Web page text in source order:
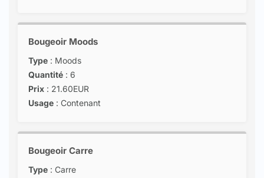
Bougeoir Moods
Type : Moods
Quantité : 6
Prix : 21.60EUR
Usage : Contenant
Bougeoir Carre
Type : Carre